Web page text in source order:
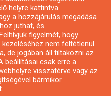
helyre kattintva
a hozzájárulás megadása
juthat, és
figyelmét, hogy
nem feltétlenül
de jogában áll tiltakozni az
beállításai csak erre a
visszatérve vagy az
bármikor